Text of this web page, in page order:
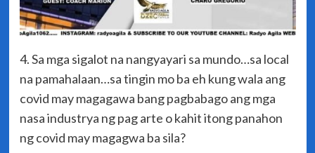
4. Sa mga sigalot na nangyayari sa mundo…sa local
na pamahalaan…sa tingin mo ba eh kung wala ang
covid may magagawa bang pagbabago ang mga
nasa industrya ng pag arte o kahit itong panahon
ng covid may magagwa ba sila?